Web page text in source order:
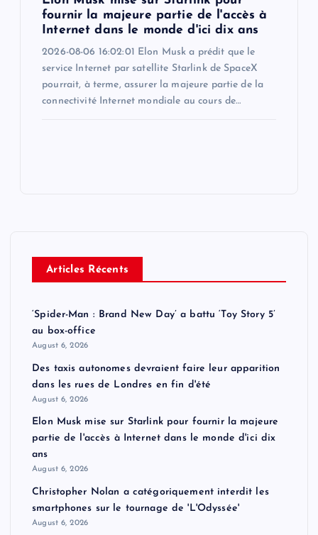
fournir la majeure partie de l'accès à
Internet dans le monde d'ici dix ans
2026-08-06 16:02:01 Elon Musk a prédit que le
service Internet par satellite Starlink de SpaceX
pourrait, à terme, assurer la majeure partie de la
connectivité Internet mondiale au cours de…
Articles Récents
‘Spider-Man : Brand New Day’ a battu ‘Toy Story 5’
au box-office
August 6, 2026
Des taxis autonomes devraient faire leur apparition
dans les rues de Londres en fin d'été
August 6, 2026
Elon Musk mise sur Starlink pour fournir la majeure
partie de l'accès à Internet dans le monde d'ici dix
ans
August 6, 2026
Christopher Nolan a catégoriquement interdit les
smartphones sur le tournage de 'L'Odyssée'
August 6, 2026